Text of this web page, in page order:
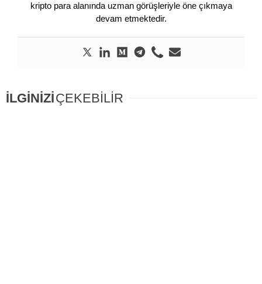
kripto para alanında uzman görüşleriyle öne çıkmaya
devam etmektedir.
İLGİNİZİÇEKEBİLİR